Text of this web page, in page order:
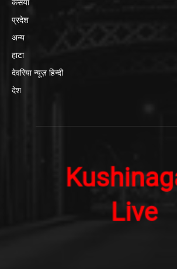
कसया
प्रदेश
अन्य
हाटा
देवरिया न्यूज़ हिन्दी
देश